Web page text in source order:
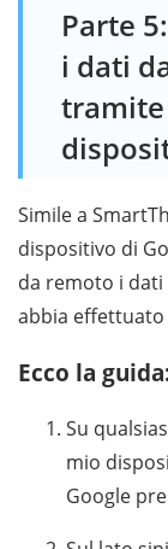
Parte
i dati
Simile a
dispositivo di
da remoto i
abbia effettuato
Ecco la
Su
mio
Google